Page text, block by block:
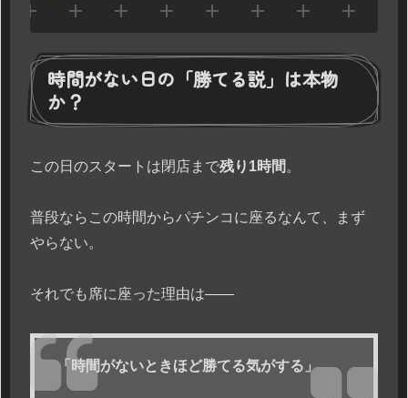
時間がない日の「勝てる説」は本物
か？
この日のスタートは閉店まで残り1時間 。
普段ならこの時間からパチンコに座るなんて、まず
やらない。
それでも席に座った理由は——
「時間がないときほど勝てる気がする」